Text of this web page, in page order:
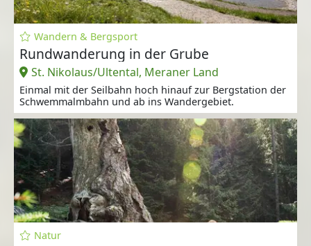
Wandern & Bergsport
Rundwanderung in der Grube
St. Nikolaus/Ultental, Meraner Land
Einmal mit der Seilbahn hoch hinauf zur Bergstation der
Schwemmalmbahn und ab ins Wandergebiet.
Natur